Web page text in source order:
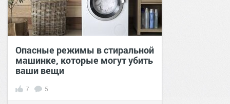
Опасные режимы в стиральной
машинке, которые могут убить
ваши вещи
7 5